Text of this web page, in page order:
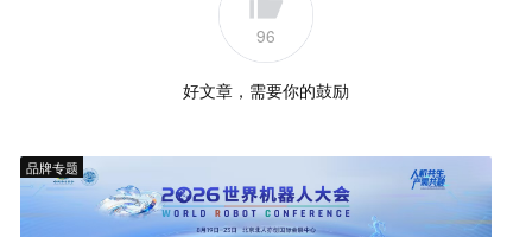
96
好文章，需要你的鼓励
品牌专题